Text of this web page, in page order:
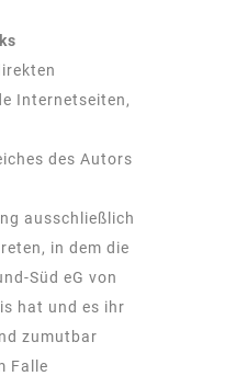
Internetseiten,
des Autors
ausschließlich
in dem die
Süd eG von
hat und es ihr
zumutbar
Falle